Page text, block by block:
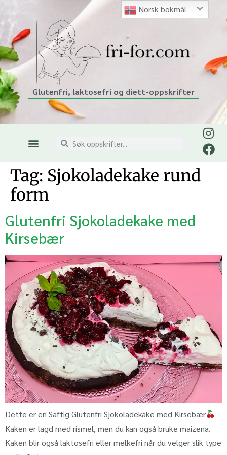
Glutenfri, laktosefri og diett-oppskrifter
Tag: Sjokoladekake rund
form
Glutenfri Sjokoladekake med
Kirsebær
Dette er en Saftig Glutenfri Sjokoladekake med Kirsebær
Kaken er lagd med rismel, men du kan også bruke maizena.
Kaken blir også laktosefri eller melkefri når du velger slik type
Norsk bokmål